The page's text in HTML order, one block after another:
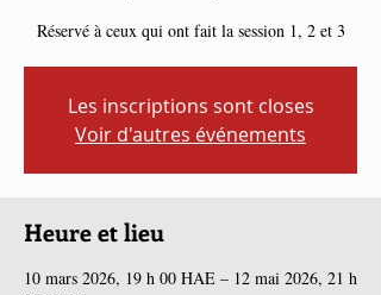
Réservé à ceux qui ont fait la session 1, 2 et 3
Les inscriptions sont closes
Voir d'autres événements
Heure et lieu
10 mars 2026, 19 h 00 HAE – 12 mai 2026, 21 h